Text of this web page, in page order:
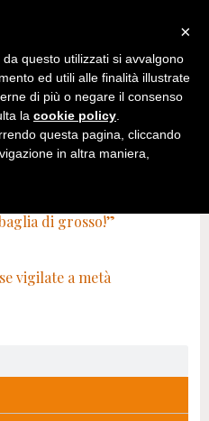
di grosso!”
vigilate a metà
×
questo utilizzati si avvalgono
ed utili alle finalità illustrate
di più o negare il consenso
la cookie policy.
questa pagina, cliccando
in altra maniera,